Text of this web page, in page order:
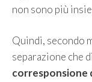
non sono più
Quindi, secondo
separazione che
corresponsione